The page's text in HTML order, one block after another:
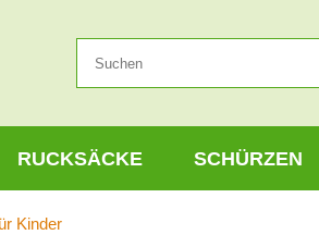
RUCKSÄCKE SCHÜRZEN
Kinder